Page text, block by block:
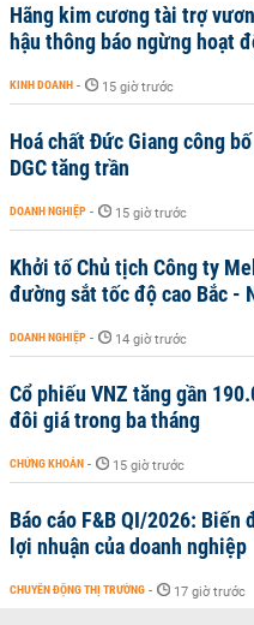
Hãng kim cương tài trợ
hậu thông báo ngừng hoạt
KINH DOANH - 15 giờ trước
Hoá chất Đức Giang công
DGC tăng trần
DOANH NGHIỆP - 15 giờ trước
Khởi tố Chủ tịch Công ty
đường sắt tốc độ cao Bắc -
DOANH NGHIỆP - 14 giờ trước
Cổ phiếu VNZ tăng gần
đôi giá trong ba tháng
CHỨNG KHOÁN - 15 giờ trước
Báo cáo F&B QI/2026:
lợi nhuận của doanh nghiệp
CHUYỂN ĐỘNG THỊ TRƯỜNG - 17 giờ trước